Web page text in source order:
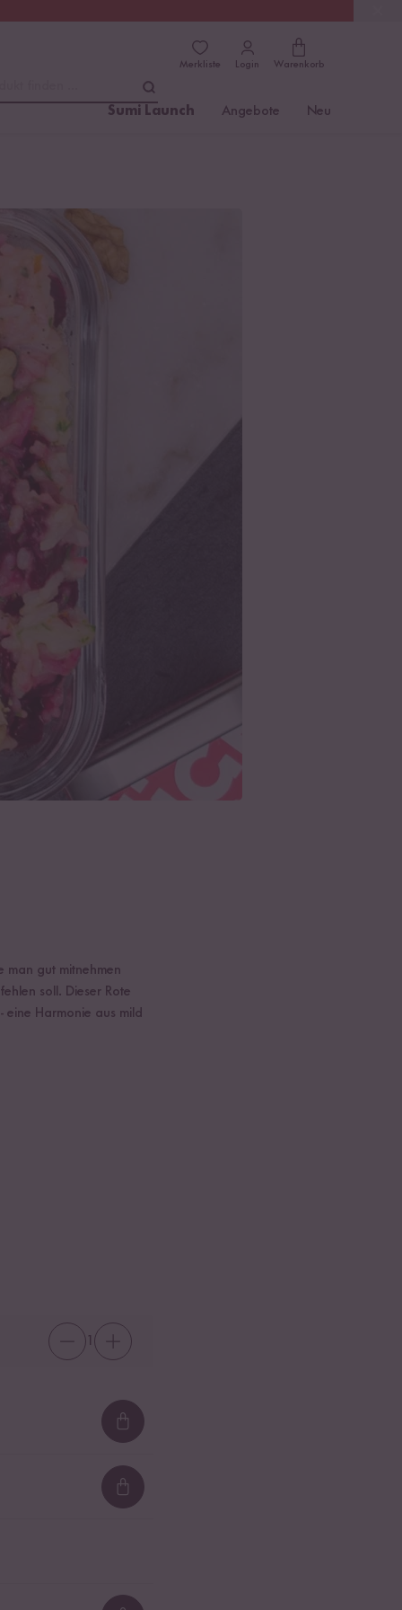
Merkliste Login Warenkorb
Sumi Launch Angebote Neu
man gut mitnehmen
soll. Dieser Rote
eine Harmonie aus mild
1
Loading...
Loading...